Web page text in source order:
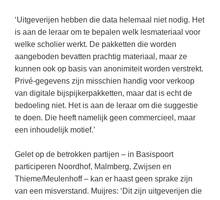
Scheikunde
Sociale vaardigheden
Studievaardigheden
Techniek
Topografie
Verkeer
Verzorging
THEMA'S
Nederlands
Rekenen
Sociale vaardigheden
Studievaardigheden
Taalvaardigheden
LESMATERIAAL
Biologie
Geld VO
‘Uitgeverijen hebben die data helemaal niet nodig. Het
is aan de leraar om te bepalen welk lesmateriaal voor
welke scholier werkt. De pakketten die worden
aangeboden bevatten prachtig materiaal, maar ze
kunnen ook op basis van anonimiteit worden verstrekt.
Privé-gegevens zijn misschien handig voor verkoop
van digitale bijspijkerpakketten, maar dat is echt de
bedoeling niet. Het is aan de leraar om die suggestie
te doen. Die heeft namelijk geen commercieel, maar
een inhoudelijk motief.’
Gelet op de betrokken partijen – in Basispoort
participeren Noordhof, Malmberg, Zwijsen en
Thieme/Meulenhoff – kan er haast geen sprake zijn
van een misverstand. Muijres: ‘Dit zijn uitgeverijen die